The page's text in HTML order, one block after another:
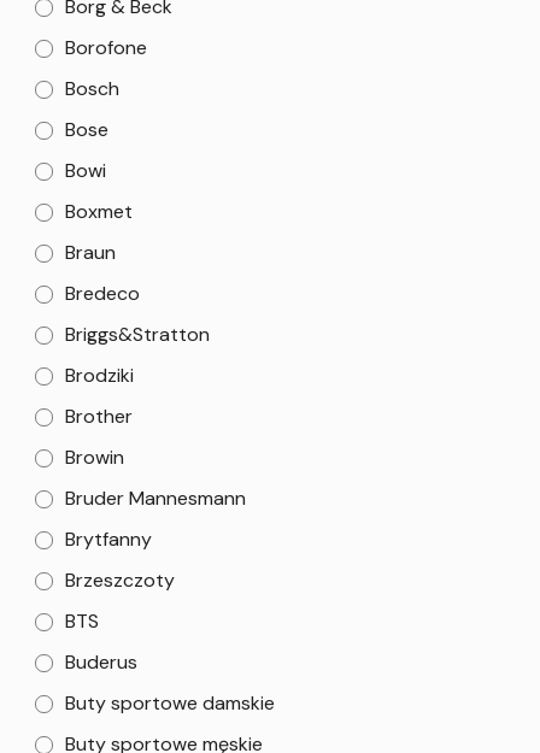
Borg & Beck
Borofone
Bosch
Bose
Bowi
Boxmet
Braun
Bredeco
Briggs&Stratton
Brodziki
Brother
Browin
Bruder Mannesmann
Brytfanny
Brzeszczoty
BTS
Buderus
Buty sportowe damskie
Buty sportowe męskie